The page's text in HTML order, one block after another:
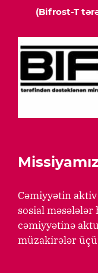
(Bifrost-T
Cəmiyyətin
sosial
cəmiyyətinə
müzakirələr